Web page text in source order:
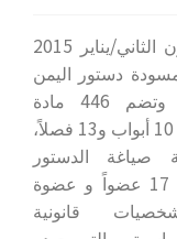
في 17 كانون الثاني/يناير 2015
دستور اليمن
الجديد “، وتضم 446 مادة
موزعة على 10 أبواب و13 فصلاً،
صياغة الدستور
المكونة من 17 عضواً و عضوة
قانونية